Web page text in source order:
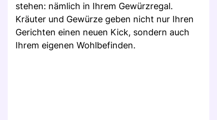
stehen: nämlich in Ihrem Gewürzregal.
Kräuter und Gewürze geben nicht nur Ihren
Gerichten einen neuen Kick, sondern auch
Ihrem eigenen Wohlbefinden.